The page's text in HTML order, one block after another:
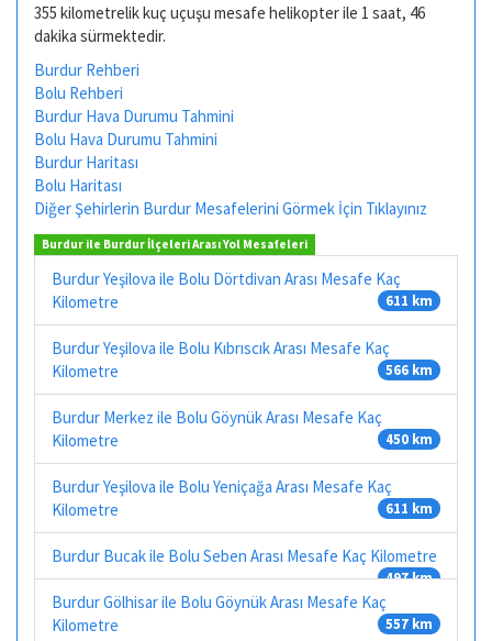
355 kilometrelik kuç uçuşu mesafe helikopter ile 1 saat, 46
dakika sürmektedir.
Burdur Rehberi
Bolu Rehberi
Burdur Hava Durumu Tahmini
Bolu Hava Durumu Tahmini
Burdur Haritası
Bolu Haritası
Diğer Şehirlerin Burdur Mesafelerini Görmek İçin Tıklayınız
Burdur ile Burdur İlçeleri Arası Yol Mesafeleri
Burdur Yeşilova ile Bolu Dörtdivan Arası Mesafe Kaç
Kilometre
611 km
Burdur Yeşilova ile Bolu Kıbrıscık Arası Mesafe Kaç
Kilometre
566 km
Burdur Merkez ile Bolu Göynük Arası Mesafe Kaç
Kilometre
450 km
Burdur Yeşilova ile Bolu Yeniçağa Arası Mesafe Kaç
Kilometre
611 km
Burdur Bucak ile Bolu Seben Arası Mesafe Kaç Kilometre
497 km
Burdur Gölhisar ile Bolu Göynük Arası Mesafe Kaç
Kilometre
557 km